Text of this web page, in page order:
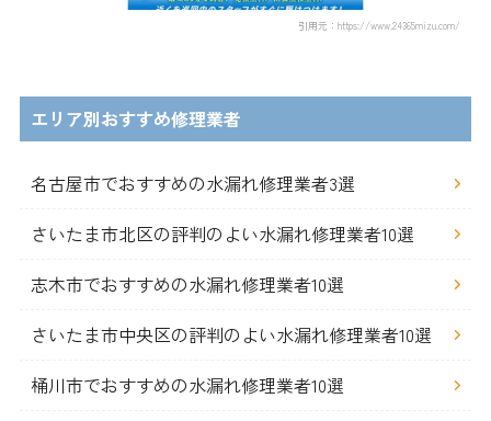
引用元：https://www.24365mizu.com/
エリア別おすすめ修理業者
名古屋市でおすすめの水漏れ修理業者3選
さいたま市北区の評判のよい水漏れ修理業者10選
志木市でおすすめの水漏れ修理業者10選
さいたま市中央区の評判のよい水漏れ修理業者10選
桶川市でおすすめの水漏れ修理業者10選